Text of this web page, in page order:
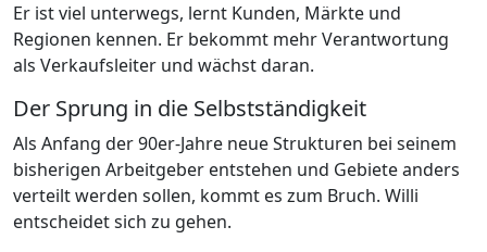
Er ist viel unterwegs, lernt Kunden, Märkte und
Regionen kennen. Er bekommt mehr Verantwortung
als Verkaufsleiter und wächst daran.
Der Sprung in die Selbstständigkeit
Als Anfang der 90er-Jahre neue Strukturen bei seinem
bisherigen Arbeitgeber entstehen und Gebiete anders
verteilt werden sollen, kommt es zum Bruch. Willi
entscheidet sich zu gehen.